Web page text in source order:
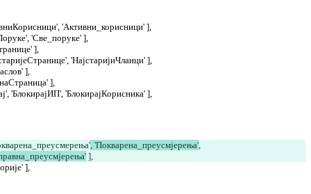
'Активни_корисници' ],
'Све_поруке' ],
],
'НајстаријиЧланци' ],
],
],
'БлокирајИП', 'БлокирајКорисника' ],
'Покварена_преусмерења'
, 'Покварена_преусмјерења',
],
],